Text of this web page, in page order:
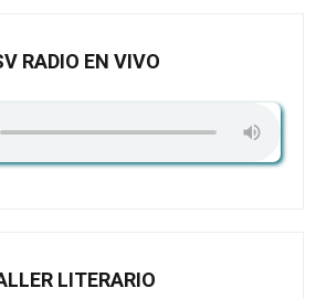
RADIO EN VIVO
LITERARIO